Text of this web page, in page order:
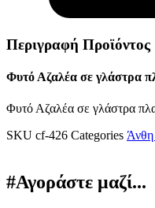
Περιγραφή Προϊόντος
Φυτό Αζαλέα σε γλάστρα
Φυτό Αζαλέα σε γλάστρα
SKU cf-426 Categories
#Αγοράστε μαζί...